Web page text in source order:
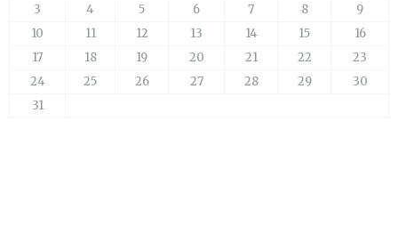
3
4 5 6 7 8
9
10
11 12 13 14 15
16
17
18 19 20 21 22
23
24
25 26 27 28 29
30
31